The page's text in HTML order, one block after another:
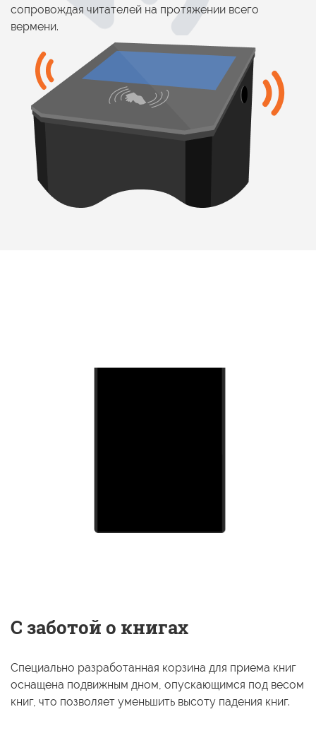
сопровождая читателей на протяжении всего
вермени.
С заботой о книгах
Специально разработанная корзина для приема книг
оснащена подвижным дном, опускающимся под весом
книг, что позволяет уменьшить высоту падения книг.